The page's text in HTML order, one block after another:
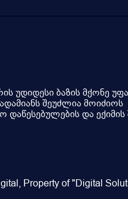
უდიდესი ბაზის მქონე
შეუძლია მოიძიოს
და ექიმის
Property of "Digital